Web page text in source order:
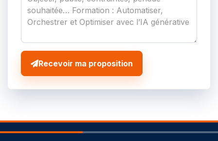
Recevoir ma proposition